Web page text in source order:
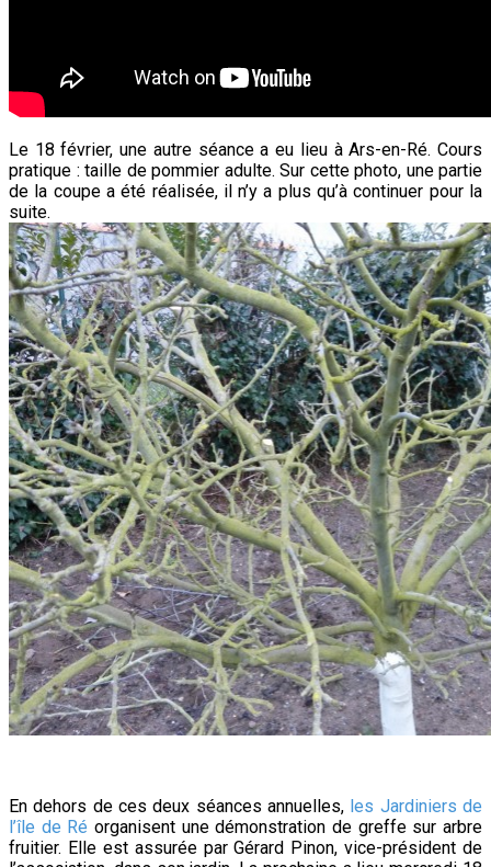
Le 18 février, une autre séance a eu lieu à Ars-en-Ré. Cours
pratique : taille de pommier adulte. Sur cette photo, une partie
de la coupe a été réalisée, il n’y a plus qu’à continuer pour la
suite.
En dehors de ces deux séances annuelles, les Jardiniers de
l’île de Ré organisent une démonstration de greffe sur arbre
fruitier. Elle est assurée par Gérard Pinon, vice-président de